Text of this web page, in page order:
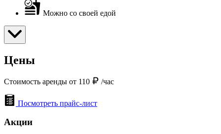
Можно со своей едой
Цены
Стоимость аренды от 110 /час
Посмотреть прайс-лист
Акции